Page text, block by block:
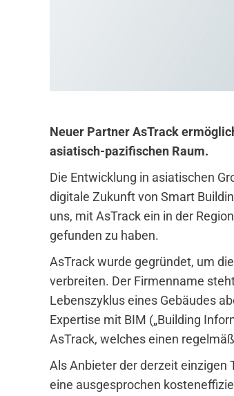
Neuer Partner AsTrack
asiatisch-pazifischen Raum.
Die Entwicklung in asiatischen
digitale Zukunft von Smart
uns, mit AsTrack ein in der
gefunden zu haben.
AsTrack wurde gegründet, um
verbreiten. Der Firmenname steht
Lebenszyklus eines Gebäudes
Expertise mit BIM („Building
AsTrack, welches einen
Als Anbieter der derzeit einzigen
eine ausgesprochen